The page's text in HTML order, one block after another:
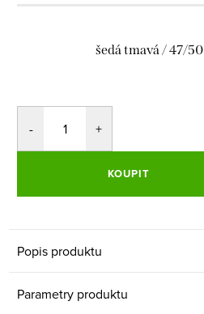
šedá tmavá / 47/50
KOUPIT
Popis produktu
Parametry produktu